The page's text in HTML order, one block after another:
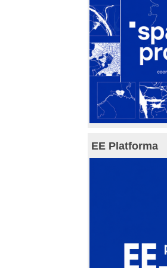
EE Platforma